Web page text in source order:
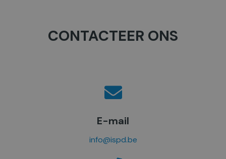
CONTACTEER ONS
E-mail
info@ispd.be